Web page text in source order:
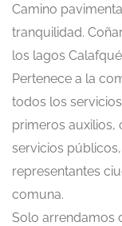
Camino
tranquilidad.
los lagos
Pertenece a la
todos los
primeros auxilios,
servicios
representantes
comuna.
Solo arrendamos